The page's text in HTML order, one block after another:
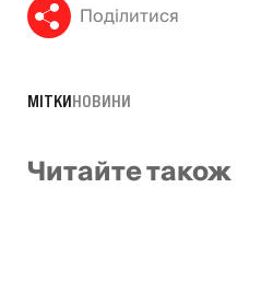
Поділитися
МІТКИНОВИНИ
Читайте також